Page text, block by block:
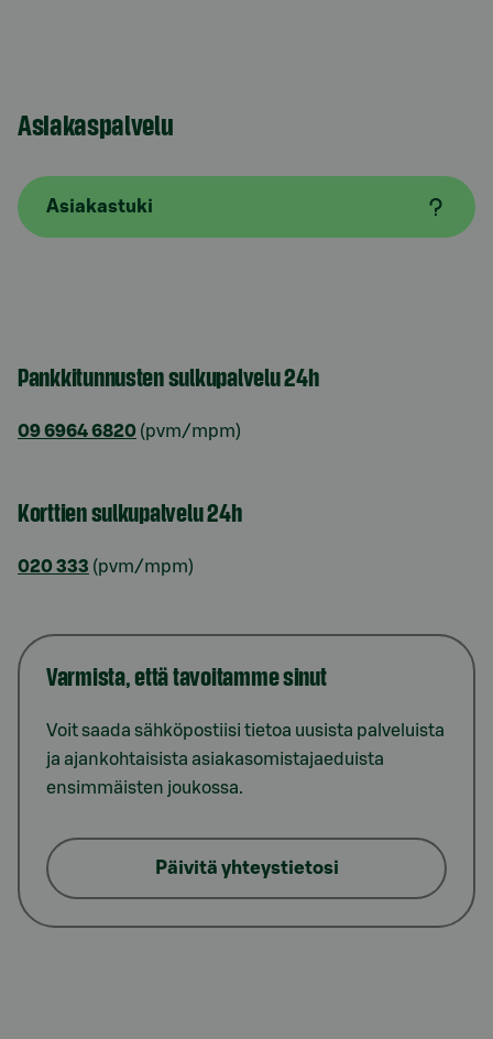
Asiakaspalvelu
Asiakastuki
Pankkitunnusten sulkupalvelu 24h
09 6964 6820 (pvm/mpm)
Korttien sulkupalvelu 24h
020 333 (pvm/mpm)
Varmista, että tavoitamme sinut
Voit saada sähköpostiisi tietoa uusista palveluista
ja ajankohtaisista asiakasomistajaeduista
ensimmäisten joukossa.
Päivitä yhteystietosi